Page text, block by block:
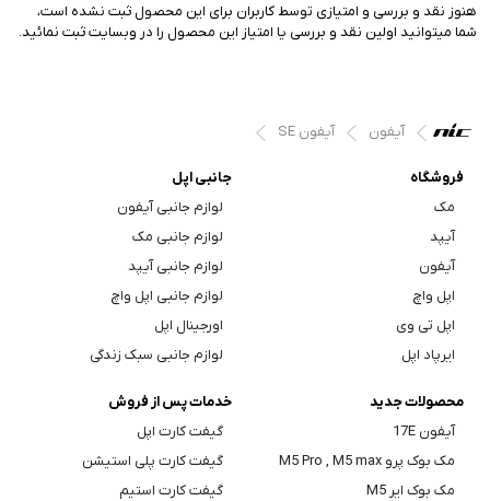
هنوز نقد و بررسی و امتیازی توسط کاربران برای این محصول ثبت نشده است،
شما میتوانید اولین نقد و بررسی یا امتیاز این محصول را در وبسایت ثبت نمائید.
آیفون آیفون SE
فروشگاه
مک
آیپد
آیفون
اپل واچ
اپل تی وی
ایرپاد اپل
جانبی اپل
لوازم جانبی آیفون
لوازم جانبی مک
لوازم جانبی آیپد
لوازم جانبی اپل واچ
اورجینال اپل
لوازم جانبی سبک زندگی
محصولات جدید
آیفون 17E
مک بوک پرو M5 Pro , M5 max
مک بوک ایر M5
خدمات پس از فروش
گیفت کارت اپل
گیفت کارت پلی استیشن
گیفت کارت استیم